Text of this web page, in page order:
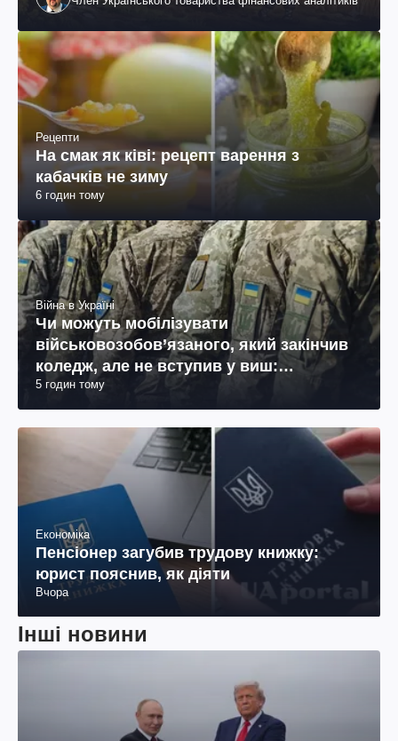
Рецепти
На смак як ківі: рецепт варення з
кабачків не зиму
6 годин тому
Війна в Україні
Чи можуть мобілізувати
військовозобов’язаного, який закінчив
коледж, але не вступив у виш:
пояснення юриста
5 годин тому
Економіка
Пенсіонер загубив трудову книжку:
юрист пояснив, як діяти
Вчора
Інші новини